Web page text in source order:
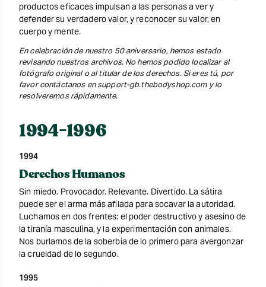
productos eficaces impulsan a las personas a ver y
defender su verdadero valor, y reconocer su valor, en
cuerpo y mente.
En celebración de nuestro 50 aniversario, hemos estado
revisando nuestros archivos. No hemos podido localizar al
fotógrafo original o al titular de los derechos. Si eres tú, por
favor contáctanos en support-gb.thebodyshop.com y lo
resolveremos rápidamente.
1994-1996
1994
Derechos Humanos
Sin miedo. Provocador. Relevante. Divertido. La sátira
puede ser el arma más afilada para socavar la autoridad.
Luchamos en dos frentes: el poder destructivo y asesino de
la tiranía masculina, y la experimentación con animales.
Nos burlamos de la soberbia de lo primero para avergonzar
la crueldad de lo segundo.
1995